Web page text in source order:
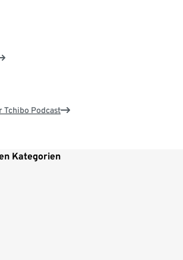
Tchibo Podcast
Kategorien